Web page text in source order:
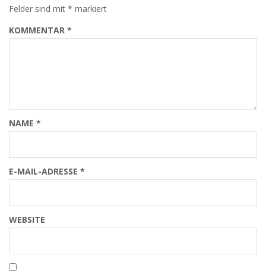
Felder sind mit * markiert
KOMMENTAR *
NAME *
E-MAIL-ADRESSE *
WEBSITE